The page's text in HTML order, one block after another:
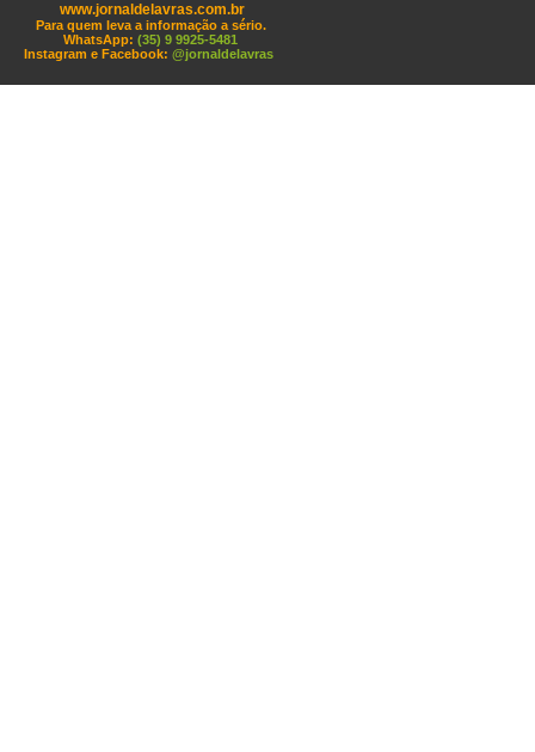
www.jornaldelavras.com.br
Para quem leva a informação a sério.
WhatsApp: (35) 9 9925-5481
Instagram e Facebook: @jornaldelavras